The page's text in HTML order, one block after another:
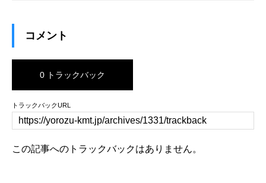
コメント
0 トラックバック
トラックバックURL
この記事へのトラックバックはありません。